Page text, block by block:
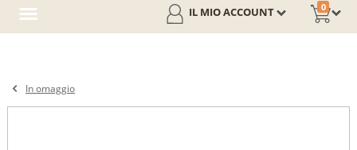
0
IL MIO ACCOUNT
In omaggio